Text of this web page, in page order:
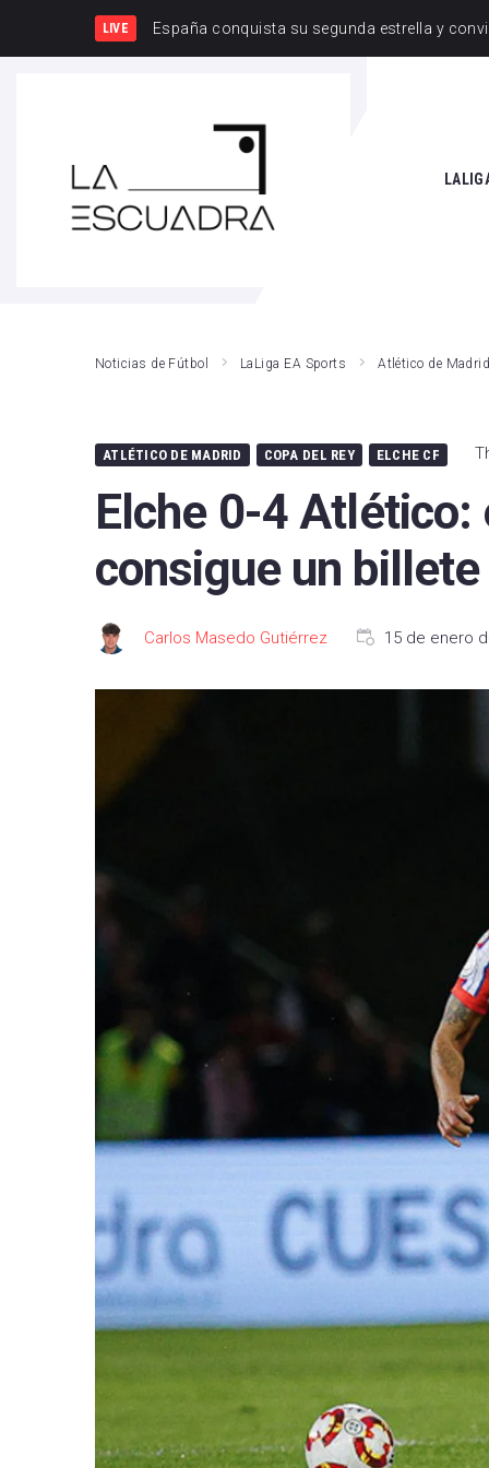
LIVE España y Francia, una rivalidad que
FC
Real
CA
Real
CD
Real
RCD
Noticias de Fútbol LaLiga EA Sports Atlético de Madrid
ATLÉTICO DE MADRID COPA DEL REY ELCHE CF
Elche 0-4
consigue un
Carlos Masedo Gutiérrez 15 de enero
SEARCH THIS WEBSITE